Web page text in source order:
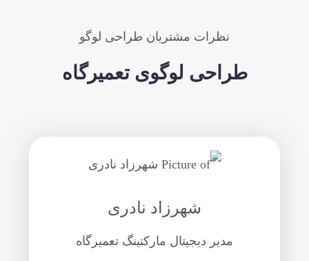
نظرات مشتریان طراحی لوگو
طراحی لوگوی تعمیرگاه
شهرزاد نادری
مدیر دیجیتال مارکتینگ تعمیرگاه